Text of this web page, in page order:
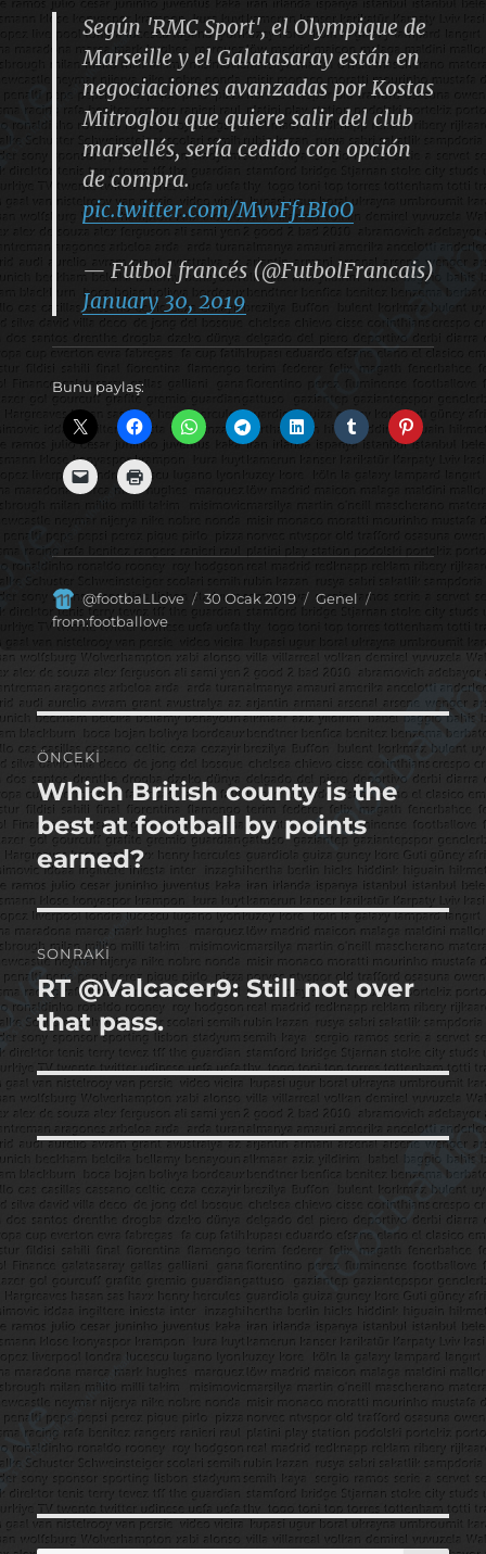
Según 'RMC Sport', el Olympique de
Marseille y el Galatasaray están en
negociaciones avanzadas por Kostas
Mitroglou que quiere salir del club
marsellés, sería cedido con opción
de compra.
pic.twitter.com/MvvFf1BIoO
— Fútbol francés (@FutbolFrancais)
January 30, 2019
Bunu paylaş:
Yazar
@footbaLLove
Yayın
30 Ocak 2019 Kategoriler
Genel
from:footballove
Yazı
gezinmesi
ÖNCEKI
Önceki
yazı:
Which British county is the
best at football by points
earned?
SONRAKI
Sonraki
yazı:
RT @Valcacer9: Still not over
that pass.